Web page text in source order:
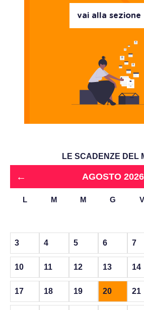
vai alla sezione
LE SCADENZE DEL
← AGOSTO 2026
L M M G V
3 4 5 6 7
10 11 12 13 14
17 18 19 20 21